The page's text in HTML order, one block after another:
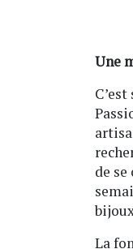
Une
de
La